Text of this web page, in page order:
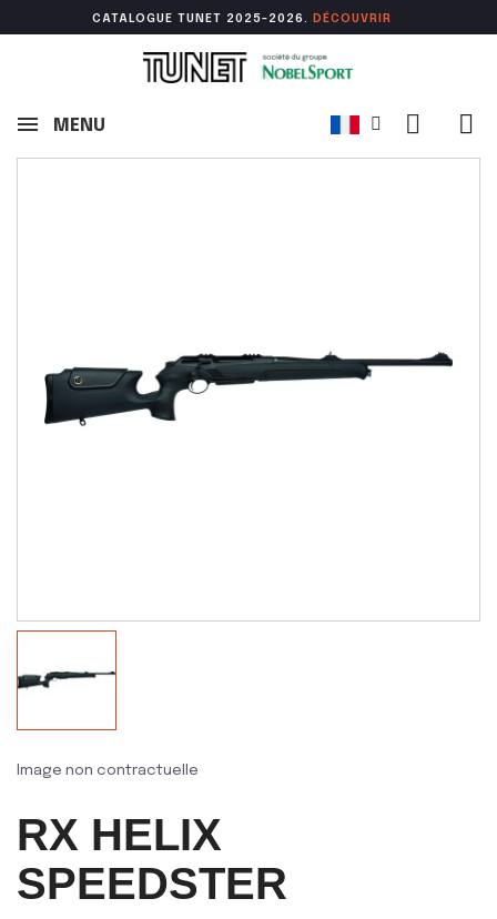
CATALOGUE TUNET 2025-2026. DÉCOUVR IR
MENU
Image non contractuelle
RX HELIX
SPEEDSTER